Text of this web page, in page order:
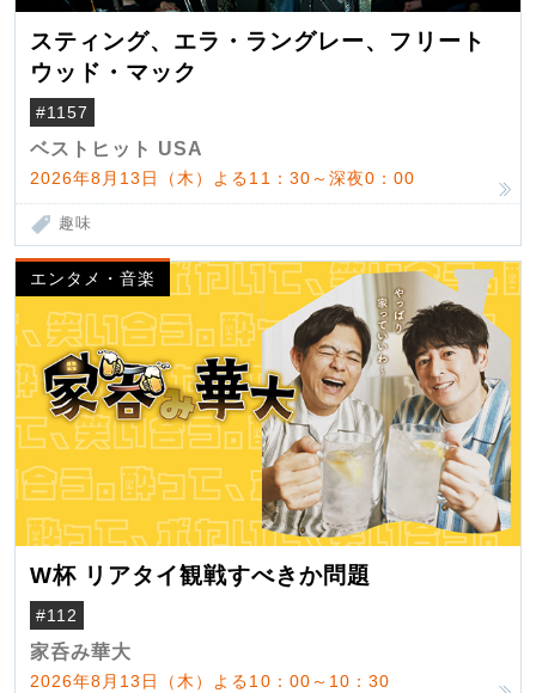
スティング、エラ・ラングレー、フリート
ウッド・マック
#1157
ベストヒット USA
2026年8月13日（木）よる11：30～深夜0：00
趣味
エンタメ・音楽
W杯 リアタイ観戦すべきか問題
#112
家呑み華大
2026年8月13日（木）よる10：00～10：30